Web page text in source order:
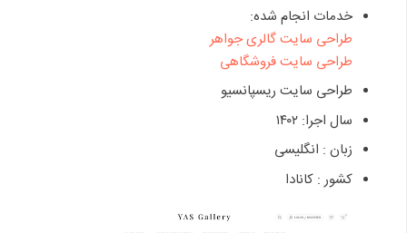
خدمات انجام شده:
طراحی سایت گالری جواهر
طراحی سایت فروشگاهی
طراحی سایت ریسپانسیو
سال اجرا: ۱۴۰۲
زبان : انگلیسی
کشور : کانادا